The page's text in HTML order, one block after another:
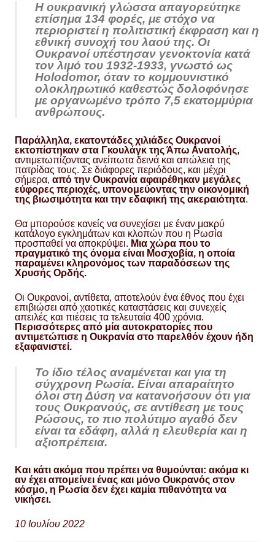
Η ουκρανική γλώσσα απαγορεύτηκε
επίσημα 134 φορές, με στόχο να
περιοριστεί η πολιτιστική έκφραση και η
εθνική συνοχή του λαού της. Οι
Ουκρανοί υπέστησαν γενοκτονία κατά
τον λιμό του 1932-1933, γνωστό ως
Holodomor, όταν το κομμουνιστικό
ολοκληρωτικό καθεστώς δολοφόνησε
με οργανωμένο τρόπο 7,5 εκατομμύρια
ανθρώπους.
Παράλληλα, εκατοντάδες χιλιάδες Ουκρανοί
εκτοπίστηκαν στα Γκουλάγκ της Άπω Ανατολής,
αντιμετωπίζοντας ανείπωτα δεινά και απώλεια της
πατρίδας τους. Σε διάφορες περιόδους, και μέχρι
σήμερα, από την Ουκρανία αφαιρέθηκαν μεγάλες
εύφορες περιοχές, υπονομεύοντας την οικονομική
της βιωσιμότητα και την εδαφική της ακεραιότητα.
Θα μπορούσε κανείς να συνεχίσει με έναν μακρύ
κατάλογο εγκλημάτων και κλοπών που η Ρωσία
προσπαθεί να αποκρύψει. Μια χώρα που το
πραγματικό της όνομα είναι Μοσχοβία, η οποία
παραμένει κληρονόμος των παραδόσεων της
Χρυσής Ορδής.
Οι Ουκρανοί, αντίθετα, αποτελούν ένα έθνος που έχει
επιβιώσει από χαοτικές καταστάσεις και συνεχείς
απειλές και πιέσεις τα τελευταία 400 χρόνια.
Περισσότερες από μία αυτοκρατορίες που
αντιμετώπισε η Ουκρανία στο παρελθόν έχουν ήδη
εξαφανιστεί.
Το ίδιο τέλος αναμένεται και για τη
σύγχρονη Ρωσία. Είναι απαραίτητο
όλοι στη Δύση να κατανοήσουν ότι για
τους Ουκρανούς, σε αντίθεση με τους
Ρώσους, το πιο πολύτιμο αγαθό δεν
είναι τα εδάφη, αλλά η ελευθερία και η
αξιοπρέπεια.
Και κάτι ακόμα που πρέπει να θυμούνται: ακόμα κι
αν έχει απομείνει ένας και μόνο Ουκρανός στον
κόσμο, η Ρωσία δεν έχει καμία πιθανότητα να
νικήσει.
10 Ιουλίου 2022